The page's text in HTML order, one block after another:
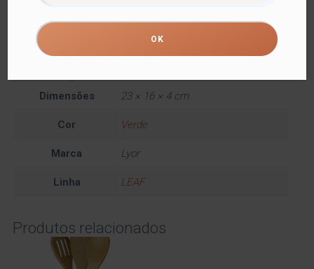
Informação adicional
Dimensões 23 × 16 × 4 cm
Cor Verde
Marca Lyor
Linha LEAF
Produtos relacionados